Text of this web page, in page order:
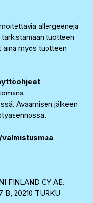
allergeeneja
tuotteen
aina myös tuotteen
Avaamisen jälkeen
FINLAND OY AB.
B, 20210 TURKU